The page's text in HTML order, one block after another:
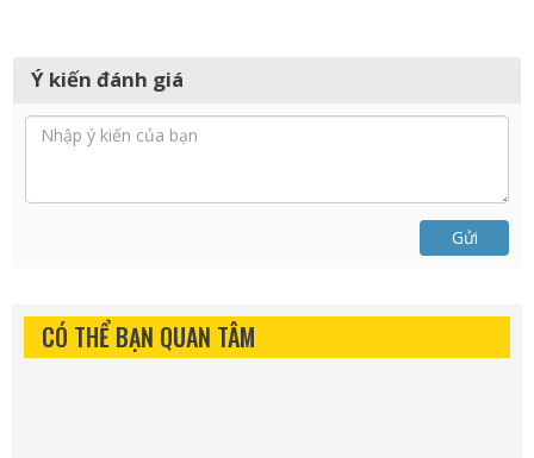
Ý kiến đánh giá
Gửi
CÓ THỂ BẠN QUAN TÂM